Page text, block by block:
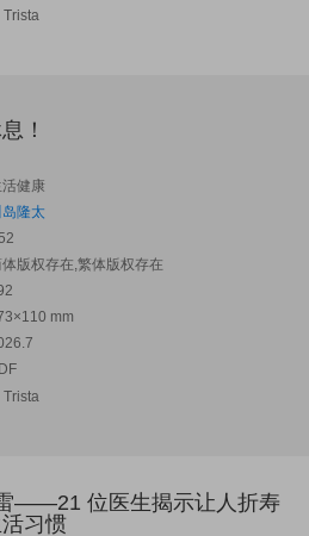
Trista
！
健康
岛隆太
版权存在,繁体版权存在
mm
Trista
——21 位医生揭示让人折寿
习惯